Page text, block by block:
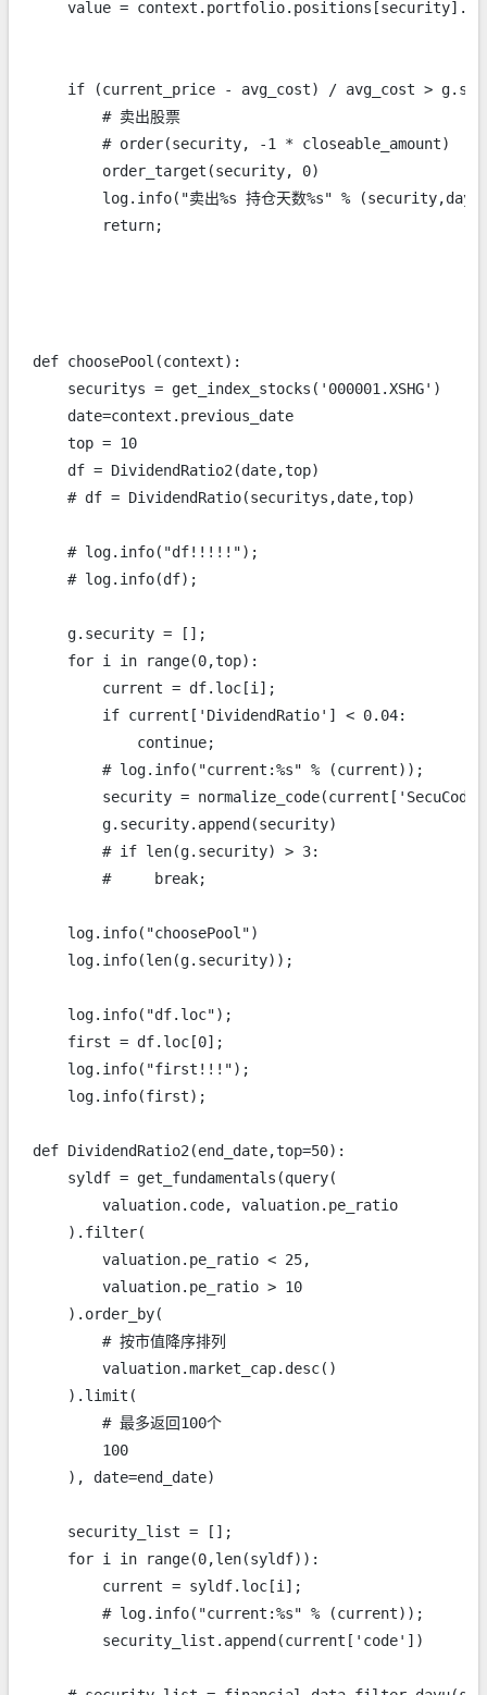
value =
if (current_price - avg_cost) / avg_cost >
# 卖出股票
# order(security, -1 * closeable_amount)
order_target(security, 0)
log.info("卖出%s 持仓天数%s" %
return;
def choosePool(context):
securitys = get_index_stocks('000001.XSHG')
date=context.previous_date
top = 10
df = DividendRatio2(date,top)
# df = DividendRatio(securitys,date,top)
# log.info("df!!!!!");
# log.info(df);
g.security = [];
for i in range(0,top):
current = df.loc[i];
if current['DividendRatio'] < 0.04:
continue;
# log.info("current:%s" % (current));
security =
g.security.append(security)
# if len(g.security) > 3:
#     break;
log.info("choosePool")
log.info(len(g.security));
log.info("df.loc");
first = df.loc[0];
log.info("first!!!");
log.info(first);
def DividendRatio2(end_date,top=50):
syldf = get_fundamentals(query(
valuation.code, valuation.pe_ratio
).filter(
valuation.pe_ratio < 25,
valuation.pe_ratio > 10
).order_by(
# 按市值降序排列
valuation.market_cap.desc()
).limit(
# 最多返回100个
100
), date=end_date)
security_list = [];
for i in range(0,len(syldf)):
current = syldf.loc[i];
# log.info("current:%s" % (current));
security_list.append(current['code'])